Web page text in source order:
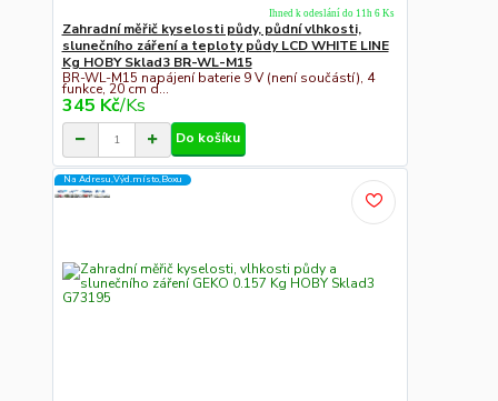
Zahradní měřič kyselosti půdy, půdní vlhkosti,
slunečního záření a teploty půdy LCD WHITE LINE
Kg HOBY Sklad3 BR-WL-M15
BR-WL-M15 napájení baterie 9 V (není součástí), 4
funkce, 20 cm d...
345 Kč/Ks
Ihned k odeslání do 11h 6 Ks
Do košíku
Na Adresu,Výd.místo,Boxu